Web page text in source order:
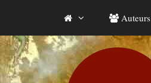
contenu
Auteurs